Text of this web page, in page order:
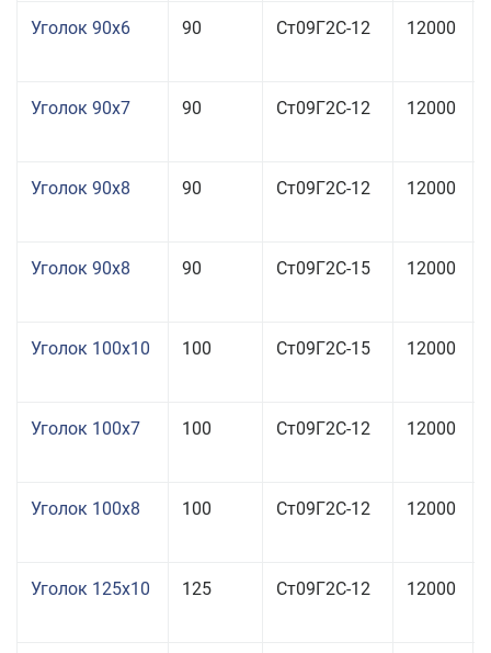
Уголок 90x6 90 Ст09Г2С-12 12000
Уголок 90x7 90 Ст09Г2С-12 12000
Уголок 90x8 90 Ст09Г2С-12 12000
Уголок 90x8 90 Ст09Г2С-15 12000
Уголок 100x10 100 Ст09Г2С-15 12000
Уголок 100x7 100 Ст09Г2С-12 12000
Уголок 100x8 100 Ст09Г2С-12 12000
Уголок 125x10 125 Ст09Г2С-12 12000